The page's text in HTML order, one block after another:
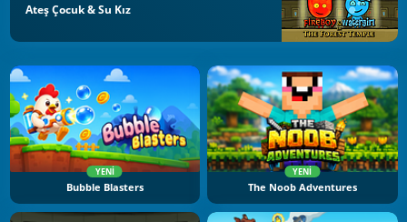
Ateş Çocuk & Su Kız
YENI
Bubble Blasters
YENI
The Noob Adventures